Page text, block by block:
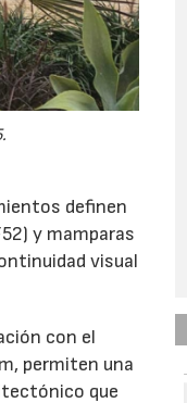
definen
y mamparas
visual
con el
permiten una
que